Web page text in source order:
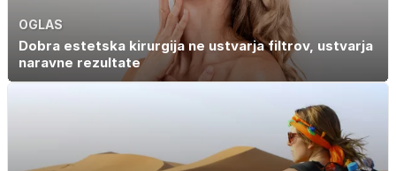
OGLAS
Dobra estetska kirurgija ne ustvarja filtrov, ustvarja
naravne rezultate